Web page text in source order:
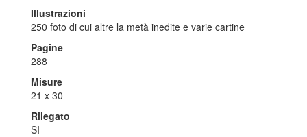
Illustrazioni
250 foto di cui altre la metà inedite e varie cartine
Pagine
288
Misure
21 x 30
Rilegato
SI